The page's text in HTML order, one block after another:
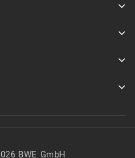
BWE GmbH